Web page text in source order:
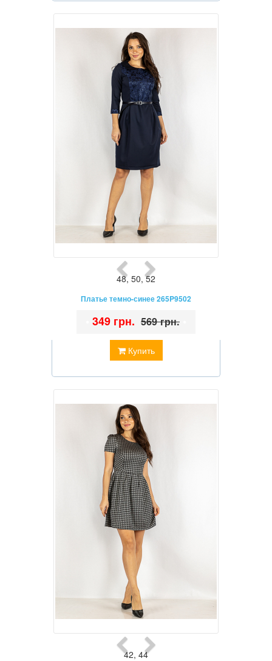
48, 50,52
Платье темно-синее 265P9502
Купить
349 грн. 569 грн.
42, 44